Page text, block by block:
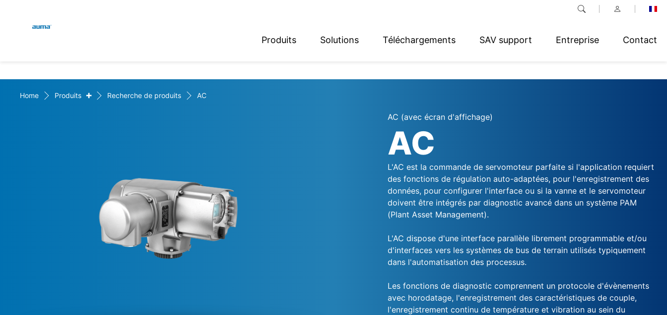
Produits Solutions Téléchargements SAV support Entreprise Contact
Europe
Amérique du Nord
Deutsch
Home Produits + Recherche de produits AC
AC (avec écran d'affichage)
AC
L'AC est la commande de servomoteur parfaite si l'application requiert
des fonctions de régulation auto-adaptées, pour l'enregistrement des
données, pour configurer l'interface ou si la vanne et le servomoteur
doivent être intégrés par diagnostic avancé dans un système PAM
(Plant Asset Management).
L'AC dispose d'une interface parallèle librement programmable et/ou
d'interfaces vers les systèmes de bus de terrain utilisés typiquement
dans l'automatisation des processus.
Les fonctions de diagnostic comprennent un protocole d'évènements
avec horodatage, l'enregistrement des caractéristiques de couple,
l'enregistrement continu de température et vibration au sein du